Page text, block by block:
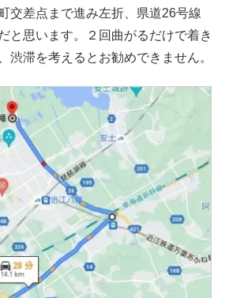
交差点まで進み左折、県道26号線
と思います。２回曲がるだけで着き
渋滞を考えるとお勧めできません。